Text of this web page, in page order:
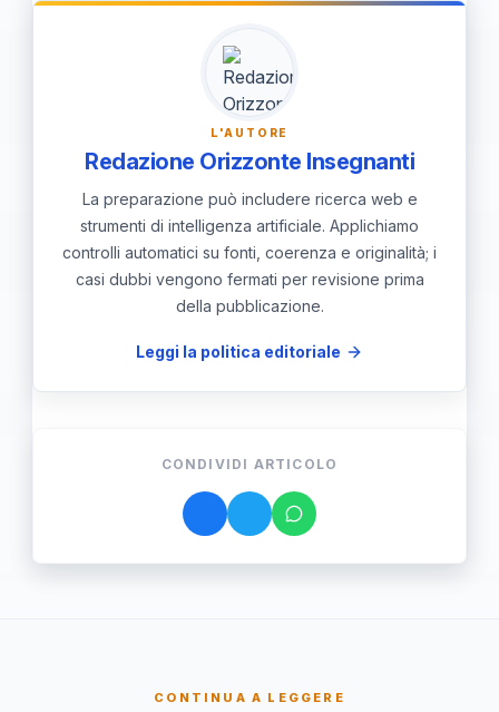
L'AUTORE
Redazione Orizzonte Insegnanti
La preparazione può includere ricerca web e
strumenti di intelligenza artificiale. Applichiamo
controlli automatici su fonti, coerenza e originalità; i
casi dubbi vengono fermati per revisione prima
della pubblicazione.
Leggi la politica editoriale
CONDIVIDI ARTICOLO
CONTINUA A LEGGERE